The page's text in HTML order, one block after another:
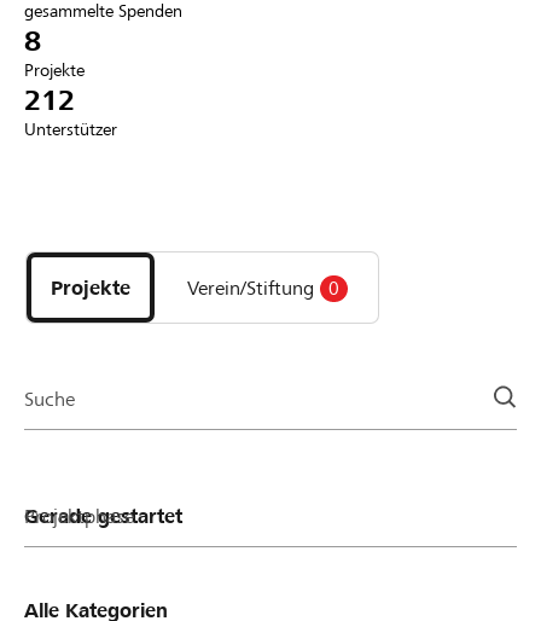
Anmelden
DE FR IT
gesammelte Spenden
8
Projekte
212
Unterstützer
Projekte
und
Organisationen
Projekte Verein/Stiftung 0
Suche
Projektphase